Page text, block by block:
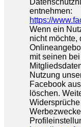
entnehmen:
https://
Wenn ein
nicht möchte,
mit seinen
Nutzung
Facebook
löschen.